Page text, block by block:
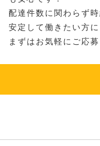
配達件数に関わらず
安定して働きたい方
まずはお気軽にご応